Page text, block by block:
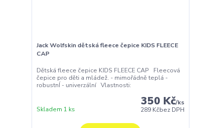
Jack Wolfskin dětská fleece čepice KIDS FLEECE
CAP
Dětská fleece čepice KIDS FLEECE CAP Fleecová
čepice pro děti a mládež. - mimořádně teplá -
robustnÍ - univerzální Vlastnosti:
350 Kč/ks
289 Kčbez DPH
Skladem 1 ks